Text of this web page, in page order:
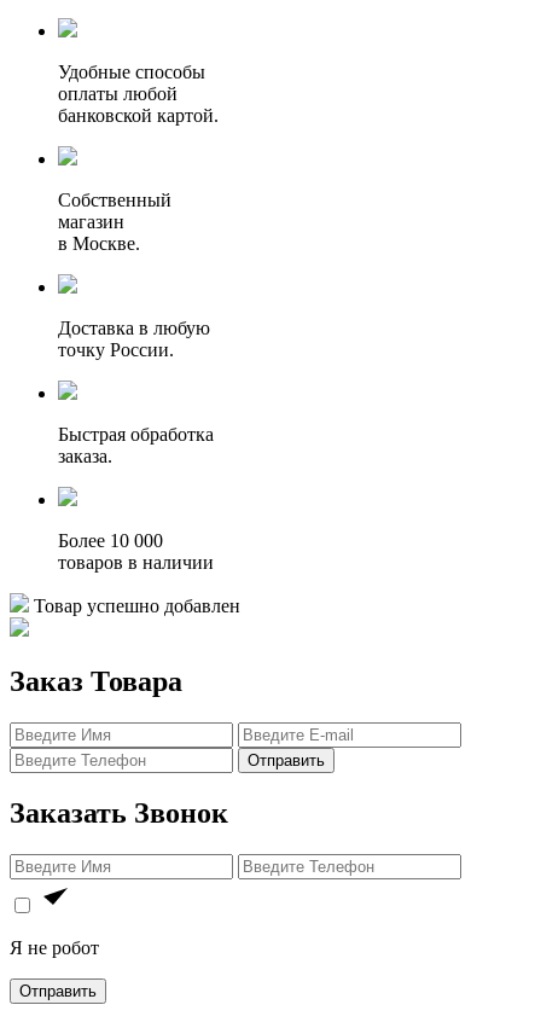
Удобные способы
оплаты любой
банковской картой.
Собственный
магазин
в Москве.
Доставка в любую
точку России.
Быстрая обработка
заказа.
Более 10 000
товаров в наличии
Товар успешно добавлен
Заказ Товара
Отправить
Заказать Звонок
Я не робот
Отправить